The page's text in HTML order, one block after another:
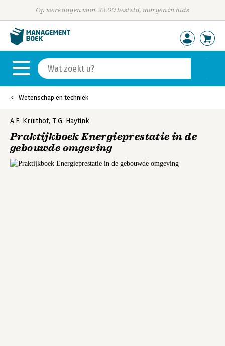
Op werkdagen voor 23:00 besteld, morgen in huis
Wetenschap en techniek
A.F. Kruithof, T.G. Haytink
Praktijkboek Energieprestatie in de
gebouwde omgeving